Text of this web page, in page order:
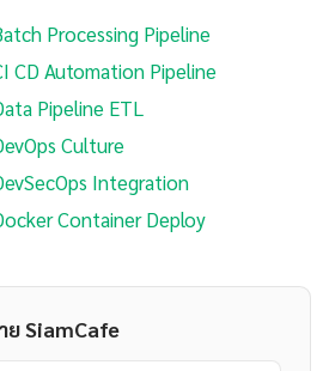
Processing Pipeline
CD Automation Pipeline
Pipeline ETL
Culture
Integration
Container Deploy
ย SiamCafe